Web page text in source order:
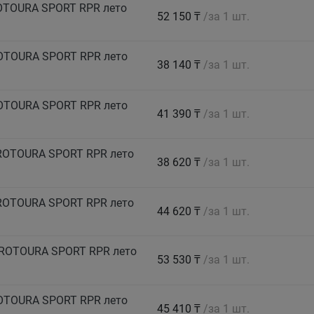
SPORT RPR лето
52 150 ₸ /за 1 шт.
SPORT RPR лето
38 140 ₸ /за 1 шт.
SPORT RPR лето
41 390 ₸ /за 1 шт.
SPORT RPR лето
38 620 ₸ /за 1 шт.
SPORT RPR лето
44 620 ₸ /за 1 шт.
SPORT RPR лето
53 530 ₸ /за 1 шт.
SPORT RPR лето
45 410 ₸ /за 1 шт.